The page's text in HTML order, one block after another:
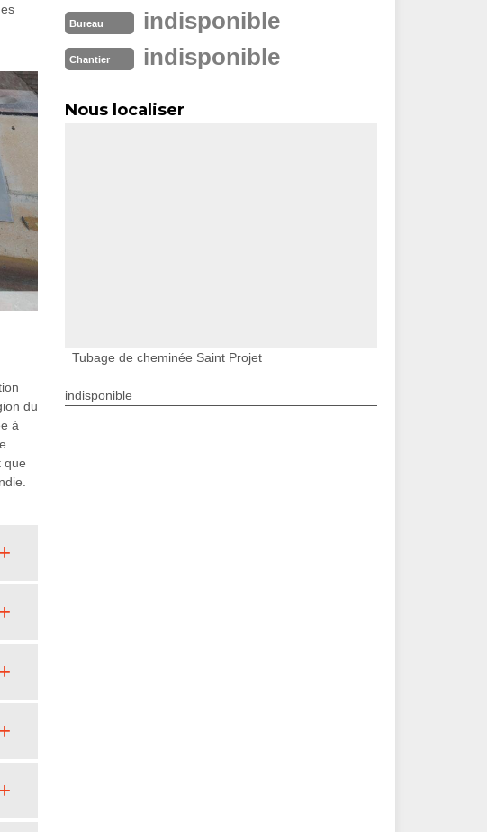
du
à
que
Bureau indisponible
Chantier indisponible
Nous localiser
Tubage de cheminée Saint Projet
indisponible